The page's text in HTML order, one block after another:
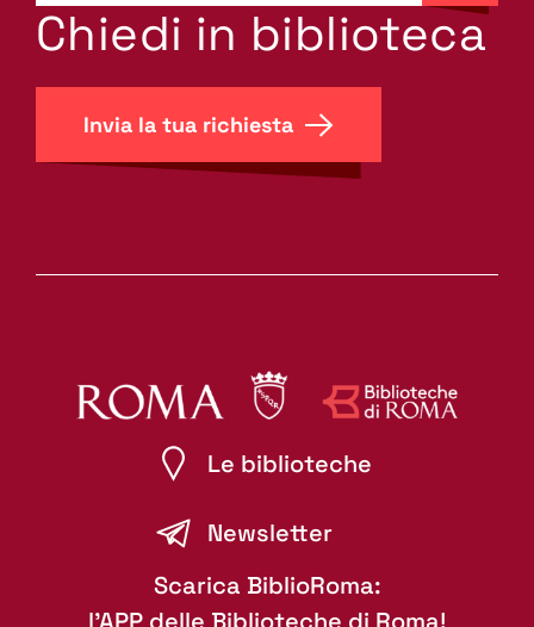
search.label???
Chiedi in biblioteca
Invia la tua richiesta
Le biblioteche
Newsletter
Scarica BiblioRoma: